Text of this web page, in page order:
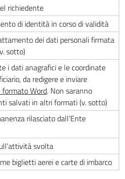
richiedente
di identità in corso di validità
dei dati personali firmata
sotto)
i dati anagrafici e le coordinate
da redigere e inviare
Word. Non saranno
salvati in altri formati (v. sotto)
rilasciato dall’Ente
svolta
biglietti aerei e carte di imbarco